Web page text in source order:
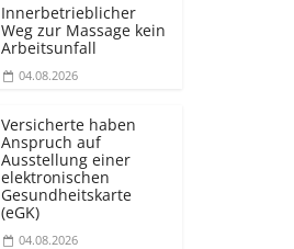
Innerbetrieblicher
Weg zur Massage kein
Arbeitsunfall
04.08.2026
Versicherte haben
Anspruch auf
Ausstellung einer
elektronischen
Gesundheitskarte
(eGK)
04.08.2026